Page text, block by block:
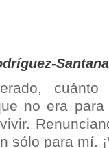
Santana
no era
sólo para mí.